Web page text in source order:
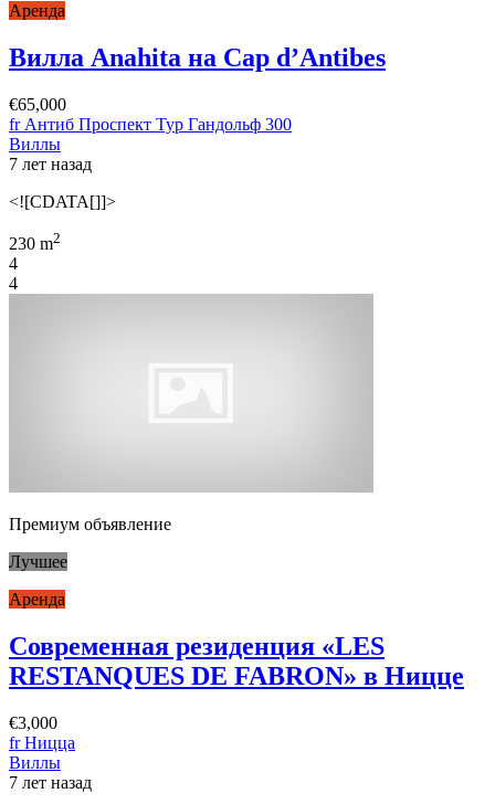
Аренда
Вилла Anahita на Cap d’Antibes
€65,000
fr Антиб Проспект Тур Гандольф 300
Виллы
7 лет назад
<![CDATA[]]>
230 m2
4
4
Премиум объявление
Лучшее
Аренда
Современная резиденция «LES
RESTANQUES DE FABRON» в Ницце
€3,000
fr Ницца
Виллы
7 лет назад